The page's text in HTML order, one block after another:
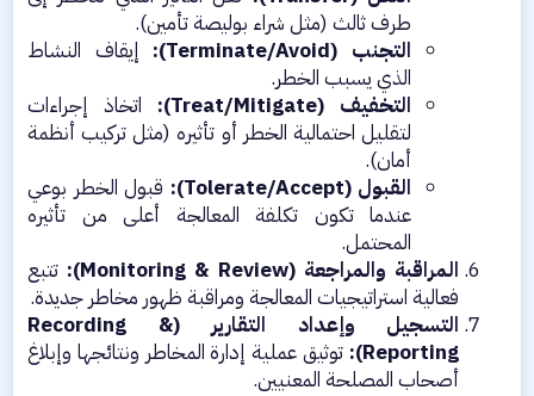
طرف ثالث (مثل شراء بوليصة تأمين).​
التجنب (Terminate/Avoid):
إيقاف النشاط
الذي يسبب الخطر.​
التخفيف (Treat/Mitigate):
اتخاذ إجراءات
لتقليل احتمالية الخطر أو تأثيره (مثل تركيب أنظمة
أمان).​
القبول (Tolerate/Accept):
قبول الخطر بوعي
عندما تكون تكلفة المعالجة أعلى من تأثيره
المحتمل.​
المراقبة والمراجعة (Monitoring & Review):
تتبع
فعالية استراتيجيات المعالجة ومراقبة ظهور مخاطر جديدة.​
التسجيل وإعداد التقارير (Recording &
Reporting):
توثيق عملية إدارة المخاطر ونتائجها وإبلاغ
أصحاب المصلحة المعنيين.​